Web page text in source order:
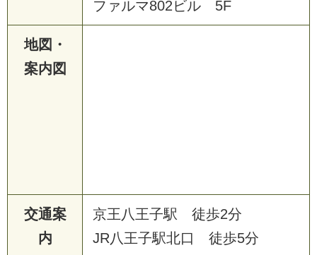
ファルマ802ビル 5F
地図・
案内図
交通案
内
京王八王子駅 徒歩2分
JR八王子駅北口 徒歩5分